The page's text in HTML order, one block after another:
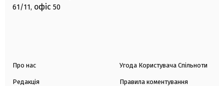
61/11, офіс 50
Про нас
Редакція
Угода Користувача Спільноти
Правила коментування